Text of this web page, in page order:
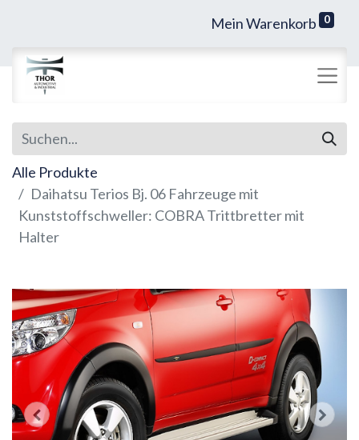
Mein Warenkorb 0
Alle Produkte
Daihatsu Terios Bj. 06 Fahrzeuge mit
Kunststoffschweller: COBRA Trittbretter mit
Halter